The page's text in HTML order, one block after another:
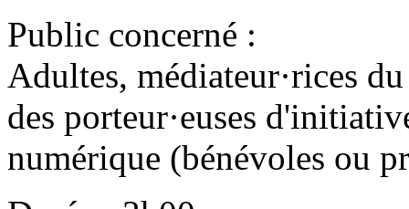
Public concerné :
Adultes, médiateur·rices
des porteur·euses
numérique (bénévoles ou